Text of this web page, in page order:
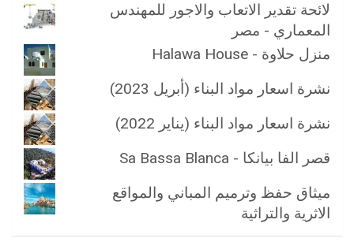
لائحة تقدير الاتعاب والاجور للمهندس
المعماري - مصر
منزل حلاوة - Halawa House
نشرة اسعار مواد البناء (أبريل 2023)
نشرة اسعار مواد البناء (يناير 2022)
قصر الفا بيانكا - Sa Bassa Blanca
ميثاق حفظ وترميم المباني والمواقع
الاثرية والتراثية